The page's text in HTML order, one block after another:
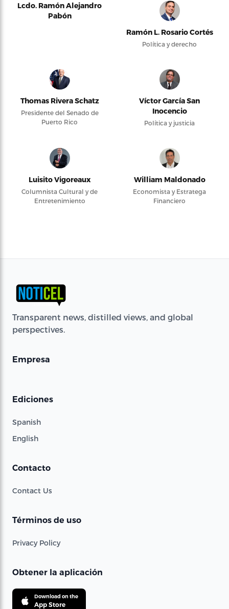
Lcdo. Ramón Alejandro
Pabón
Ramón L. Rosario Cortés
Política y derecho
Thomas Rivera Schatz
Presidente del Senado de
Puerto Rico
Víctor García San
Inocencio
Política y justicia
Luisito Vigoreaux
Columnista Cultural y de
Entretenimiento
William Maldonado
Economista y Estratega
Financiero
Transparent news, distilled views, and global
perspectives.
Empresa
Ediciones
Spanish
English
Contacto
Contact Us
Términos de uso
Privacy Policy
Obtener la aplicación
Download on the
App Store